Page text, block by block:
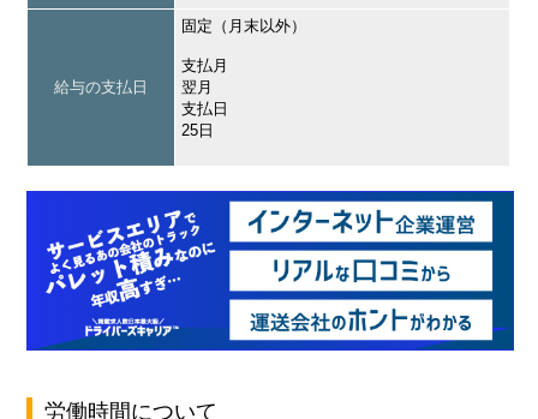
給与の支払日
固定（月末以外）
支払月
翌月
支払日
25日
労働時間について